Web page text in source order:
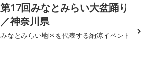
第17回みなとみらい大盆踊り
／神奈川県
みなとみらい地区を代表する納涼イベント